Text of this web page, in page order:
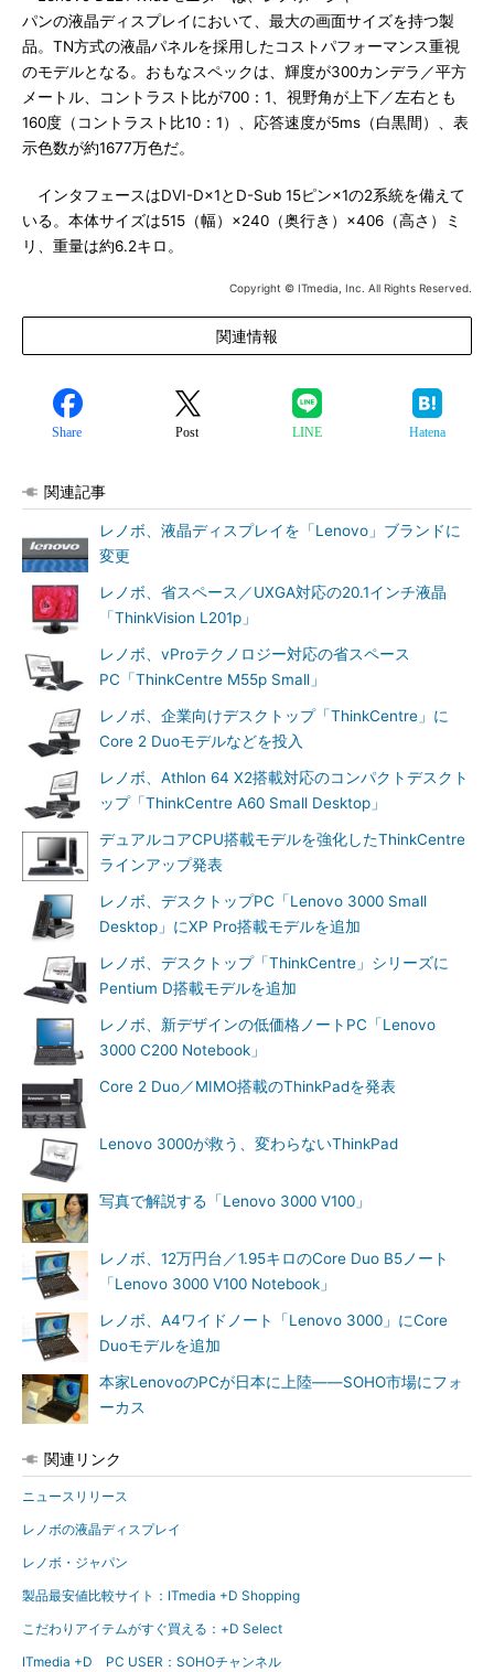
パンの液晶ディスプレイにおいて、最大の画面サイズを持つ製
品。TN方式の液晶パネルを採用したコストパフォーマンス重視
のモデルとなる。おもなスペックは、輝度が300カンデラ／平方
メートル、コントラスト比が700：1、視野角が上下／左右とも
160度（コントラスト比10：1）、応答速度が5ms（白黒間）、表
示色数が約1677万色だ。
インタフェースはDVI-D×1とD-Sub 15ピン×1の2系統を備えて
いる。本体サイズは515（幅）×240（奥行き）×406（高さ）ミ
リ、重量は約6.2キロ。
Copyright © ITmedia, Inc. All Rights Reserved.
関連情報
Share Post LINE Hatena
関連記事
レノボ、液晶ディスプレイを「Lenovo」ブランドに
変更
レノボ、省スペース／UXGA対応の20.1インチ液晶
「ThinkVision L201p」
レノボ、vProテクノロジー対応の省スペース
PC「ThinkCentre M55p Small」
レノボ、企業向けデスクトップ「ThinkCentre」に
Core 2 Duoモデルなどを投入
レノボ、Athlon 64 X2搭載対応のコンパクトデスクト
ップ「ThinkCentre A60 Small Desktop」
デュアルコアCPU搭載モデルを強化したThinkCentre
ラインアップ発表
レノボ、デスクトップPC「Lenovo 3000 Small
Desktop」にXP Pro搭載モデルを追加
レノボ、デスクトップ「ThinkCentre」シリーズに
Pentium D搭載モデルを追加
レノボ、新デザインの低価格ノートPC「Lenovo
3000 C200 Notebook」
Core 2 Duo／MIMO搭載のThinkPadを発表
Lenovo 3000が救う、変わらないThinkPad
写真で解説する「Lenovo 3000 V100」
レノボ、12万円台／1.95キロのCore Duo B5ノート
「Lenovo 3000 V100 Notebook」
レノボ、A4ワイドノート「Lenovo 3000」にCore
Duoモデルを追加
本家LenovoのPCが日本に上陸――SOHO市場にフォ
ーカス
関連リンク
ニュースリリース
レノボの液晶ディスプレイ
レノボ・ジャパン
製品最安値比較サイト：ITmedia +D Shopping
こだわりアイテムがすぐ買える：+D Select
ITmedia +D PC USER：SOHOチャンネル